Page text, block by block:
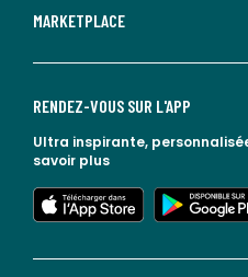
MARKETPLACE
RENDEZ-VOUS SUR L'APP
Ultra inspirante,
savoir plus
lien vers l'app store
lien vers google play